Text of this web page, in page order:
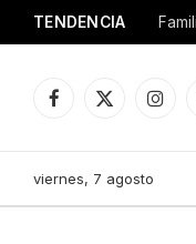
TENDENCIA
Facebook
X
viernes, 7 agosto